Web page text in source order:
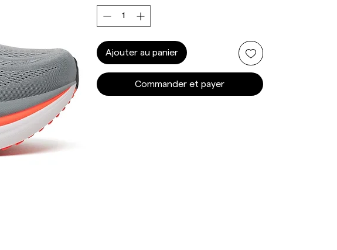
Ajouter au panier
Commander et payer